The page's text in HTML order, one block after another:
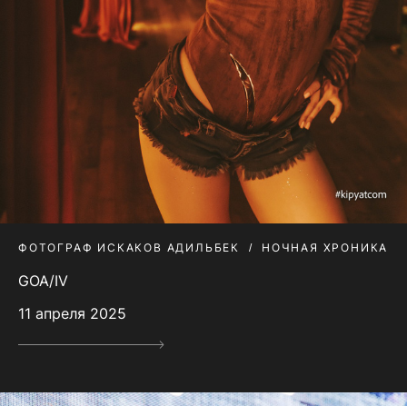
ФОТОГРАФ ИСКАКОВ АДИЛЬБЕК НОЧНАЯ ХРОНИКА
GOA/IV
11 апреля 2025